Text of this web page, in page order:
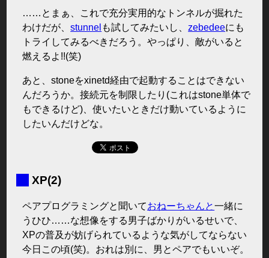
……とまぁ、これで充分実用的なトンネルが掘れた
わけだが、stunnel も試してみたいし、zebedeeにも
トライしてみるべきだろう。やっぱり、敵がいると
燃えるよ!!(笑)
あと、stoneをxinetd経由で起動することはできない
んだろうか。接続元を制限したり(これはstone単体で
もできるけど)、使いたいときだけ動いているように
したいんだけどな。
XP(2)
ペアプログラミングと聞いておねーちゃんと一緒に
うひひ……な想像をする男子ばかりがいるせいで、
XPの普及が妨げられているような気がしてならない
今日この頃(笑)。おれは別に、男とペアでもいいぞ。